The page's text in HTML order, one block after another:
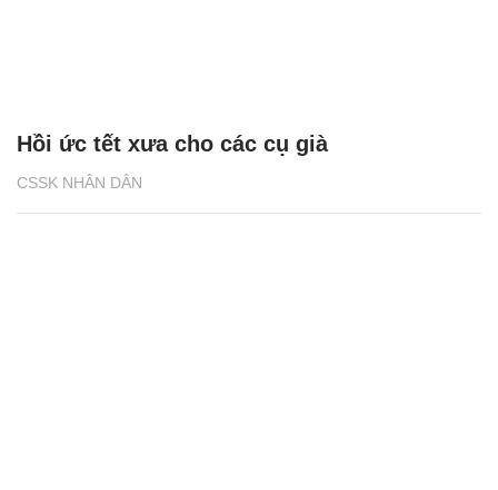
CSSK NHÂN DÂN
Hồi ức tết xưa cho các cụ già